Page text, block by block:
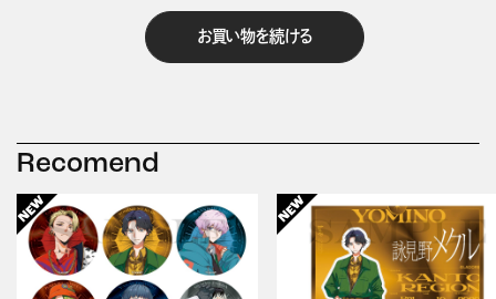
お買い物を続ける
Recomend